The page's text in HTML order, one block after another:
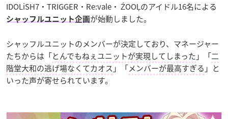
IDOLiSH7・TRIGGER・Re:vale・ ŹOOĻのアイドル16名による
シャッフルユニット企画が始動しました。
シャッフルユニットのメンバーが決定しており、マネージャー
たちからは「とんでもねぇユニットが実現してしまった 」「二
階堂大和の逃げ場なくてカオス 」「メンバーが最高すぎる 」と
いった声が寄せられています。